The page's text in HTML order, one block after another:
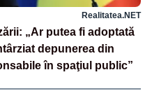
Realitatea.NET
„Ar putea fi adoptată
depunerea din
în spaţiul public”